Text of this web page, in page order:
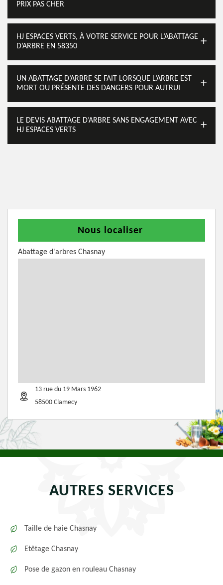
PRIX PAS CHER
HJ ESPACES VERTS, À VOTRE SERVICE POUR L’ABATTAGE
D’ARBRE EN 58350
UN ABATTAGE D’ARBRE SE FAIT LORSQUE L’ARBRE EST
MORT OU PRÉSENTE DES DANGERS POUR AUTRUI
LE DEVIS ABATTAGE D’ARBRE SANS ENGAGEMENT AVEC
HJ ESPACES VERTS
Nous localiser
Abattage d'arbres Chasnay
13 rue du 19 Mars 1962
58500 Clamecy
AUTRES SERVICES
Taille de haie Chasnay
Etêtage Chasnay
Pose de gazon en rouleau Chasnay